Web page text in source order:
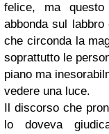
felice, ma
abbonda sul
che circonda la
soprattutto le
piano ma
vedere una luce.
Il discorso che
lo doveva